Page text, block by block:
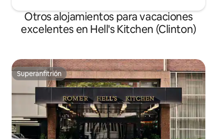
Otros alojamientos para vacaciones
excelentes en Hell's Kitchen (Clinton)
Superanfitrión
Superanfitrión